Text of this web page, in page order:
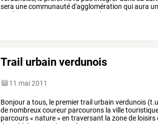
sera unecommunautéd'agglomération quiaura
verdun
communauté
Trail urbain verdunois
11 mai 2011
Bonjoura tous, le premiertrail urbain verdunois
de nombreuxcoureur parcourons la ville
parcours« nature » en traversant la zonede loisirs
donné à la chaussée,